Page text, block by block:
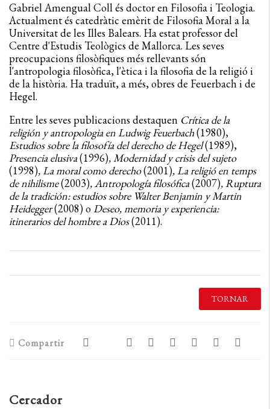
Gabriel Amengual Coll és doctor en Filosofia i Teologia.
Actualment és catedràtic emèrit de Filosofia Moral a la
Universitat de les Illes Balears. Ha estat professor del
Centre d'Estudis Teològics de Mallorca. Les seves
preocupacions filosòfiques més rellevants són
l'antropologia filosòfica, l'ètica i la filosofia de la religió i
de la història. Ha traduït, a més, obres de Feuerbach i de
Hegel.
Entre les seves publicacions destaquen Crítica de la
religión y antropologia en Ludwig Feuerbach(1980),
Estudios sobre la filosofía del derecho de Hegel(1989),
Presencia elusiva(1996),Modernidad y crisis del sujeto
(1998), La moral como derecho(2001), La religió en temps
de nihilisme(2003),Antropología filosófica(2007), Ruptura
de la tradición: estudios sobre Walter Benjamin y Martin
Heidegger(2008)oDeseo, memoria y experiencia:
itinerarios del hombre a Dios(2011).
TORNAR
Compartir
Cercador